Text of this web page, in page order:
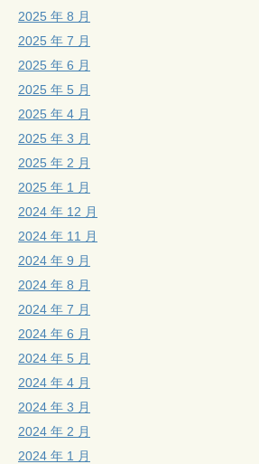
2025 年 8 月
2025 年 7 月
2025 年 6 月
2025 年 5 月
2025 年 4 月
2025 年 3 月
2025 年 2 月
2025 年 1 月
2024 年 12 月
2024 年 11 月
2024 年 9 月
2024 年 8 月
2024 年 7 月
2024 年 6 月
2024 年 5 月
2024 年 4 月
2024 年 3 月
2024 年 2 月
2024 年 1 月